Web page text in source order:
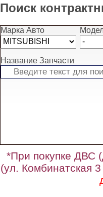
Поиск
Марка Авто
Название Запчасти
*При покупке ДВС
(ул. Комбинатская